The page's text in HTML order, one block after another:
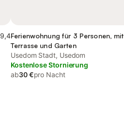
9,4Ferienwohnung für 3 Personen, mit
Terrasse und Garten
Usedom Stadt, Usedom
Kostenlose Stornierung
ab30 €pro Nacht